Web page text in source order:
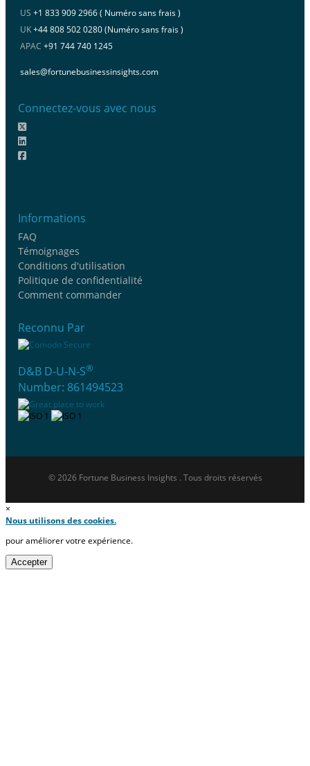
US +1 833 909 2966 ( Numéro sans frais )
UK+44 808 502 0280 (Numéro sans frais )
APAC +91 744 740 1245
sales@fortunebusinessinsights.com
Connectez-vous avec nous
Informations
FAQ
Témoignages
Conditions d'utilisation
Politique de confidentialité
Comment commander
Reconnu Par
D&B D-U-N-S®
Number: 861494523
© 2026 Fortune Business Insights . Tous droits réservés
×
Nous utilisons des cookies.
pour améliorer votre expérience.
Accepter